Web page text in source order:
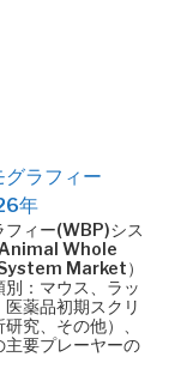
ラフィー
年
フィー(WBP)シス
Animal Whole
Market）
：マウス、ラッ
薬品初期スクリ
究、その他）、
主要プレーヤーの